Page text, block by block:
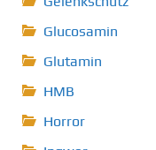
Glucosamin
Glutamin
HMB
Horror